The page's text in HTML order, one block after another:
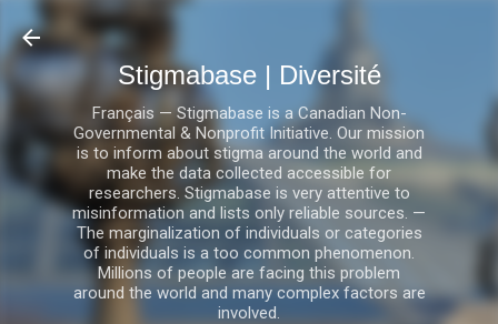
Stigmabase | Diversité
Français — Stigmabase is a Canadian Non-
Governmental & Nonprofit Initiative. Our mission
is to inform about stigma around the world and
make the data collected accessible for
researchers. Stigmabase is very attentive to
misinformation and lists only reliable sources. —
The marginalization of individuals or categories
of individuals is a too common phenomenon.
Millions of people are facing this problem
around the world and many complex factors are
involved.